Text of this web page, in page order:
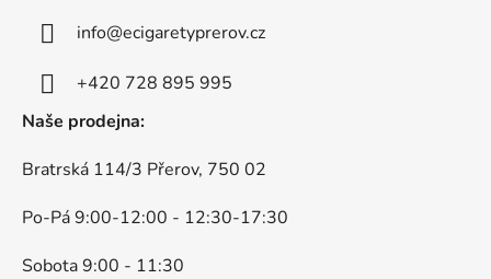
info@ecigaretyprerov.cz
+420 728 895 995
Naše prodejna:
Bratrská 114/3 Přerov, 750 02
Po-Pá 9:00-12:00 - 12:30-17:30
Sobota 9:00 - 11:30